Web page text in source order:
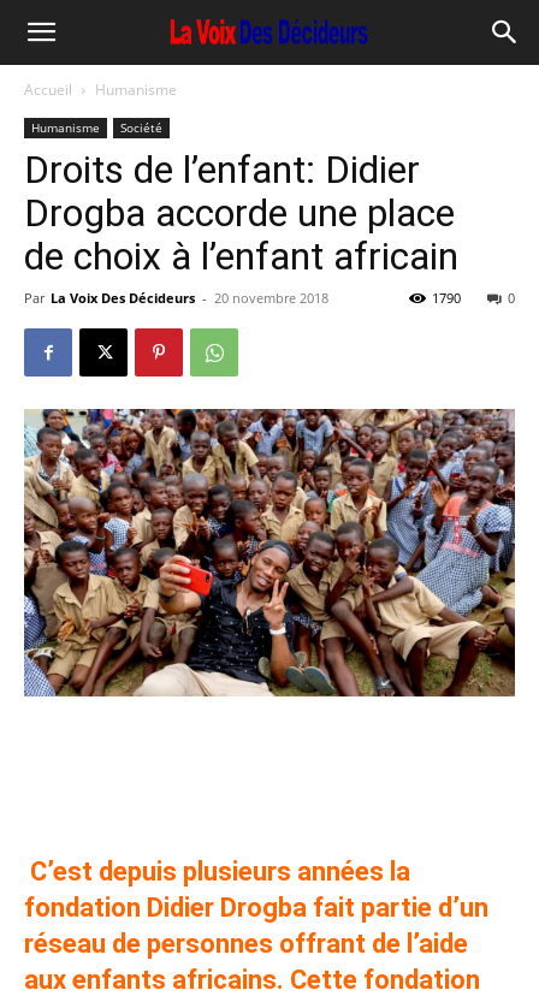
Accueil Humanisme
Humanisme Société
Droits de l’enfant: Didier
Drogba accorde une place
de choix à l’enfant africain
Par La Voix Des Décideurs - 20 novembre 2018 0
1790
C’est depuis plusieurs années la
fondation Didier Drogba fait partie d’un
réseau de personnes offrant de l’aide
aux enfants africains. Cette fondation